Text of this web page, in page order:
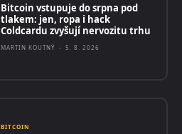
Bitcoin vstupuje do srpna pod
tlakem: jen, ropa i hack
Coldcardu zvyšují nervozitu trhu
MARTIN KOUTNÝ - 5. 8. 2026
BITCOIN